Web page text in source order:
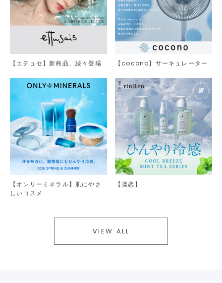
【エテュセ】新商品、続々登場 【cocono】サーキュレーター
【オンリーミネラル】肌にやさ
しいコスメ
【凜恋】
VIEW ALL